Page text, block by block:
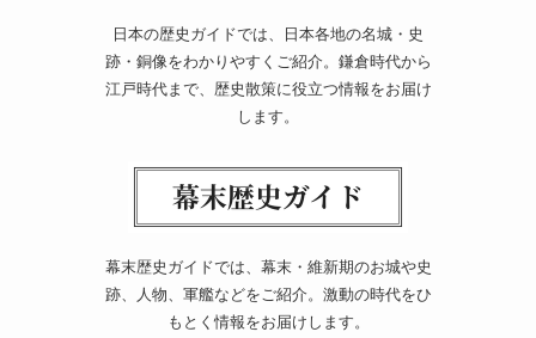
日本の歴史ガイドでは、日本各地の名城・史
跡・銅像をわかりやすくご紹介。鎌倉時代から
江戸時代まで、歴史散策に役立つ情報をお届け
します。
幕末歴史ガイドでは、幕末・維新期のお城や史
跡、人物、軍艦などをご紹介。激動の時代をひ
もとく情報をお届けします。